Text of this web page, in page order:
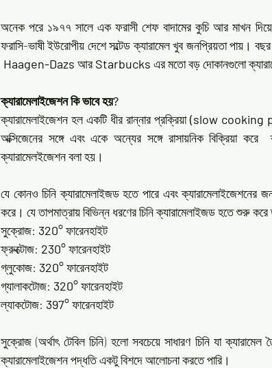
অনেক পরে ১৯৭৭ সালে এক ফরাসী শেফ বাদামের কুচি আর মাখন
ফরাসি-ভাষী ইউরোপীয় দেশে সল্টেড ক্যারামেল খুব জনপ্রিয়তা পায়।
Haagen-Dazs আর Starbucks এর মতো বড় দোকানগুলো
ক্যারামেলাইজেশন কি ভাবে হয়?
ক্যারামেলাইজেশন হল একটি ধীর রান্নার প্রক্রিয়া (slow cooking
অক্সিজেনের সঙ্গে এবং একে অন্যের সঙ্গে রাসায়নিক বিক্রিয়া
ক্যারামেলইজেশন বলা হয়।
যে কোনও চিনি ক্যারামেলাইজড হতে পারে এবং ক্যারামেলাইজেশনের
করে। যে তাপমাত্রায় বিভিন্ন ধরণের চিনি ক্যারামেলাইজড হতে শুরু
সুক্রোজ: 320° ফারেনহাইট
ফ্রুক্টোজ: 230° ফারেনহাইট
গ্লুকোজ: 320° ফারেনহাইট
গ্যালাকটোজ: 320° ফারেনহাইট
ল্যাকটোজ: 397° ফারেনহাইট
সুক্রোজ (অর্থাৎ টেবিল চিনি) হলো সবচেয়ে সাধারণ চিনি যা
ক্যারামেলাইজেশন পদ্ধতি একটু বিশদে আলোচনা করতে পারি।